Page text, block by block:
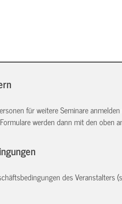
für weitere Seminare
werden dann mit den oben
des Veranstalters